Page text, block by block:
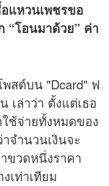
แหวนเพชรขอ
“โอนมาด้วย” ค่า
สต์บน "Dcard" ฟ
เล่าว่า ตั้งแต่เธอ
ช้จ่ายทั้งหมดของ
จำนวนเงินจะ
ขวดหนึ่งราคา
เท่าเทียม